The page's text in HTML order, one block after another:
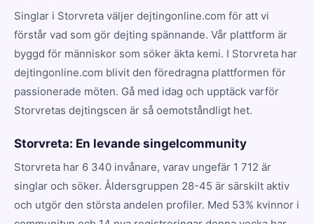
Singlar i Storvreta väljer dejtingonline.com för att vi
förstår vad som gör dejting spännande. Vår plattform är
byggd för människor som söker äkta kemi. I Storvreta har
dejtingonline.com blivit den föredragna plattformen för
passionerade möten. Gå med idag och upptäck varför
Storvretas dejtingscen är så oemotståndligt het.
Storvreta: En levande singelcommunity
Storvreta har 6 340 invånare, varav ungefär 1 712 är
singlar och söker. Åldersgruppen 28-45 är särskilt aktiv
och utgör den största andelen profiler. Med 53% kvinnor i